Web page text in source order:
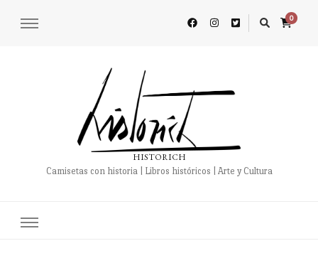
0
HISTORICH
Camisetas con historia | Libros históricos | Arte y Cultura